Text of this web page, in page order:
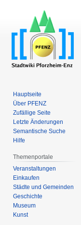
Hauptseite
Über PFENZ
Zufällige Seite
Letzte Änderungen
Semantische Suche
Hilfe
Themenportale
Veranstaltungen
Einkaufen
Städte und Gemeinden
Geschichte
Museum
Kunst